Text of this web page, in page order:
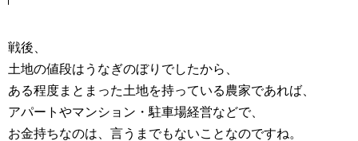
戦後、
土地の値段はうなぎのぼりでしたから、
ある程度まとまった土地を持っている農家であれば、
アパートやマンション・駐車場経営などで、
お金持ちなのは、言うまでもないことなのですね。